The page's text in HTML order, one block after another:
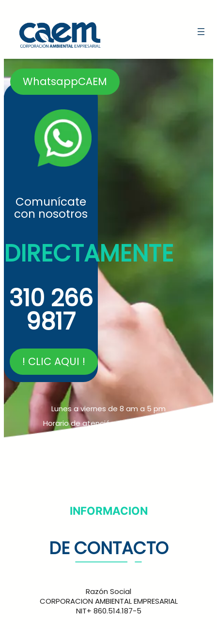
contenido
WhatsappCAEM
Comunícate
con nosotros
DIRECTAMENTE
310 266
9817
! CLIC AQUI !
Lunes a viernes de 8 am a 5 pm
Horario de atención de la linea móvil
INFORMACION
DE CONTACTO
Razón Social
CORPORACION AMBIENTAL EMPRESARIAL
NIT+ 860.514.187-5